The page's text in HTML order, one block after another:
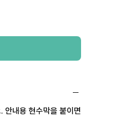
안내용 현수막을 붙이면